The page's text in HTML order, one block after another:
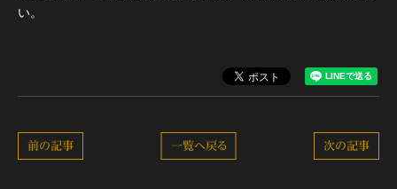
い。
次の記事
一覧へ戻る
前の記事